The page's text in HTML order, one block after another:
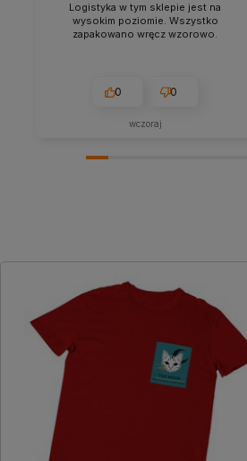
Logistyka w tym sklepie jest na
wysokim poziomie. Wszystko
zapakowano wręcz wzorowo.
0 0
wczoraj